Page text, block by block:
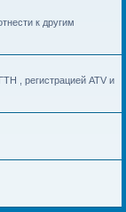
к другим
, регистрацией ATV и